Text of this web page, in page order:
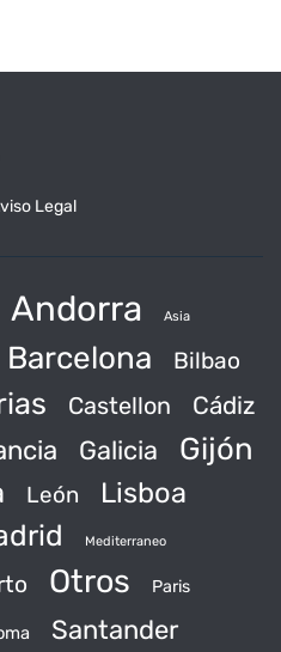
Legal
Andorra Asia
Barcelona Bilbao
Castellon Cádiz
Galicia Gijón
León Lisboa
Mediterraneo
Otros Paris
Santander